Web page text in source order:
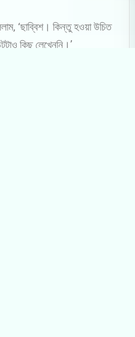
‘ছাব্বিশ। কিন্তু হওয়া উচিত
কিছু লেখেননি।’